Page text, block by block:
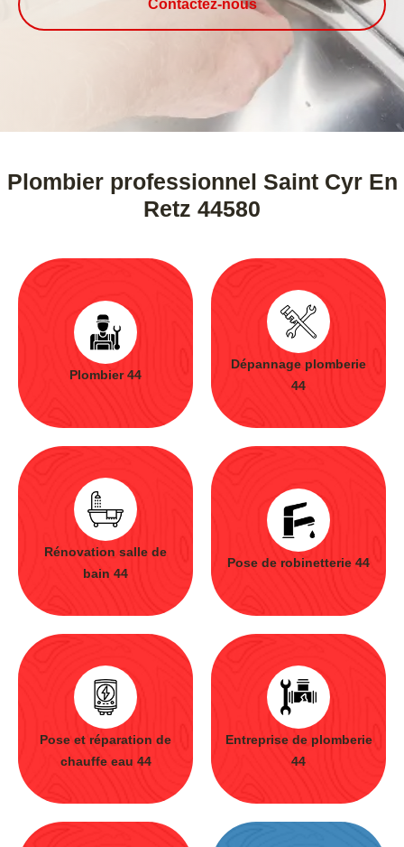
Contactez-nous
Plombier professionnel Saint Cyr En
Retz 44580
Plombier 44
Dépannage plomberie
44
Rénovation salle de
bain 44
Pose de robinetterie 44
Pose et réparation de
chauffe eau 44
Entreprise de plomberie
44